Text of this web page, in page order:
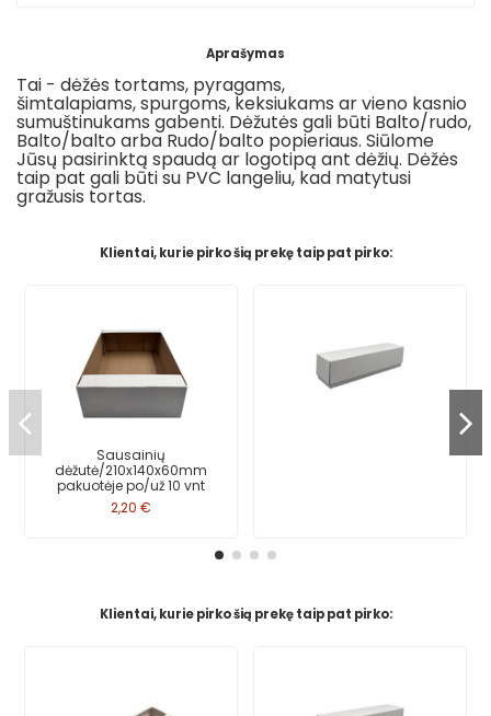
Aprašymas
Tai - dėžės tortams, pyragams,
šimtalapiams,spurgoms, keksiukams arvieno kasnio
sumuštinukams gabenti. Dėžutės gali būti Balto/rudo,
Balto/balto arba Rudo/balto popieriaus. Siūlome
Jūsų pasirinktą spaudą ar logotipą ant dėžių. Dėžės
taip pat gali būti su PVC langeliu, kad matytusi
gražusis tortas.
Klientai, kurie pirko šią prekę taip pat pirko:
Sausainių
dėžutė/210x140x60mm
pakuotėje po/už 10 vnt
2,20 €
Klientai, kurie pirko šią prekę taip pat pirko: